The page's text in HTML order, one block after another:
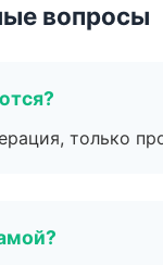
вопросы
только